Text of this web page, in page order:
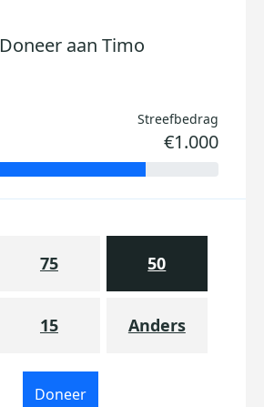
Doneer aan Timo
Streefbedrag
€1.000
75 50
15 Anders
Doneer